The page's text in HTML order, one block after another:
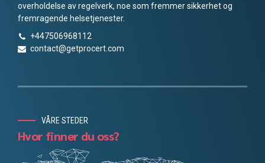
overholdelse av regelverk, noe som fremmer sikkerhet og
fremragende helsetjenester.
+447506968112
contact@getprocert.com
VÅRE STEDER
Hvor finner du oss?